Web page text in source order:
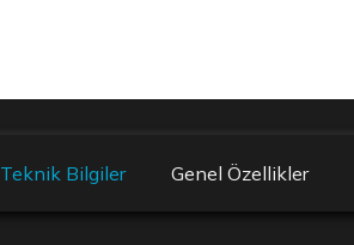
Teknik Bilgiler Genel Özellikler